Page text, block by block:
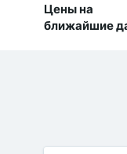
Цены на
ближайшие